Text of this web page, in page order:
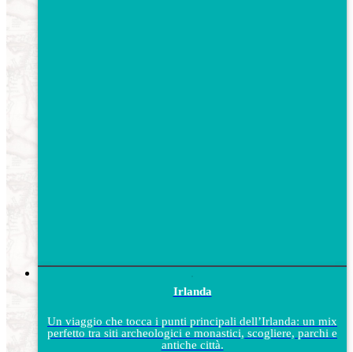
Irlanda
Un viaggio che tocca i punti principali dell’Irlanda: un mix
perfetto tra siti archeologici e monastici, scogliere, parchi e
antiche città.